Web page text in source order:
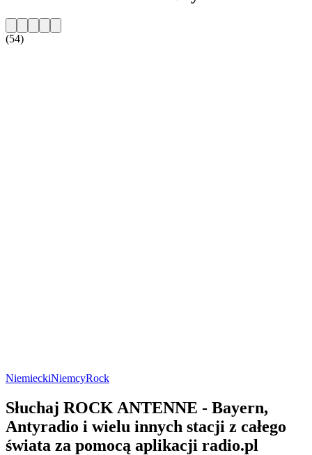
(54)
NiemieckiNiemcyRock
Słuchaj ROCK ANTENNE - Bayern,
Antyradio i wielu innych stacji z całego
świata za pomocą aplikacji radio.pl